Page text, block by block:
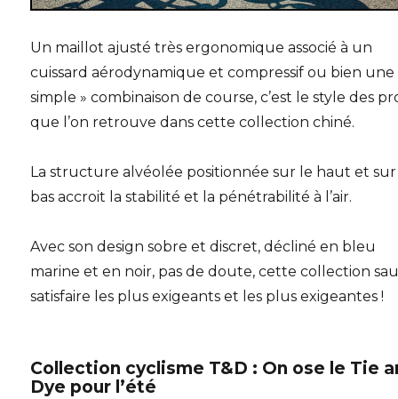
Un maillot ajusté très ergonomique associé à un
cuissard aérodynamique et compressif ou bien une
simple » combinaison de course, c’est le style des
que l’on retrouve dans cette collection chiné.
La structure alvéolée positionnée sur le haut et
bas accroit la stabilité et la pénétrabilité à l’air.
Avec son design sobre et discret, décliné en bleu
marine et en noir, pas de doute, cette collection
satisfaire les plus exigeants et les plus exigeantes !
Collection cyclisme T&D : On ose le Tie
Dye pour l’été